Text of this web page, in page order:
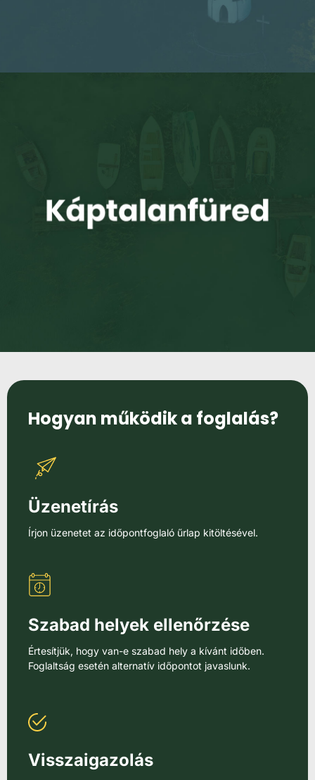
Hogyan működik a foglalás?
Üzenetírás
Írjon üzenetet az időpontfoglaló űrlap kitöltésével.
Szabad helyek ellenőrzése
Értesítjük, hogy van-e szabad hely a kívánt időben.
Foglaltság esetén alternatív időpontot javaslunk.
Visszaigazolás